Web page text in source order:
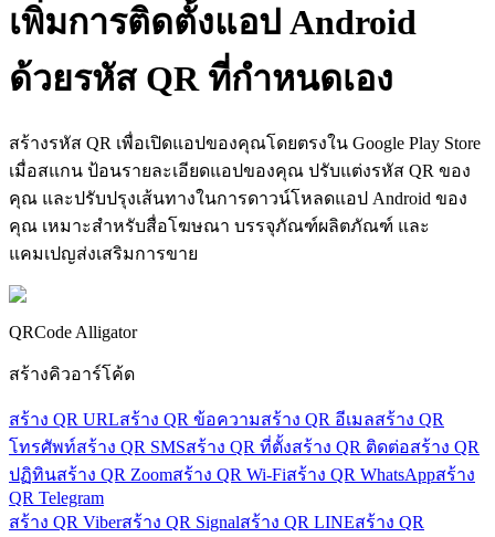
เพิ่มการติดตั้งแอป Android
ด้วยรหัส QR ที่กำหนดเอง
สร้างรหัส QR เพื่อเปิดแอปของคุณโดยตรงใน Google Play Store
เมื่อสแกน ป้อนรายละเอียดแอปของคุณ ปรับแต่งรหัส QR ของ
คุณ และปรับปรุงเส้นทางในการดาวน์โหลดแอป Android ของ
คุณ เหมาะสำหรับสื่อโฆษณา บรรจุภัณฑ์ผลิตภัณฑ์ และ
แคมเปญส่งเสริมการขาย
QRCode Alligator
สร้างคิวอาร์โค้ด
สร้าง QR URLสร้าง QR ข้อความสร้าง QR อีเมลสร้าง QR
โทรศัพท์สร้าง QR SMSสร้าง QR ที่ตั้งสร้าง QR ติดต่อสร้าง QR
ปฏิทินสร้าง QR Zoomสร้าง QR Wi-Fiสร้าง QR WhatsAppสร้าง
QR Telegram
สร้าง QR Viberสร้าง QR Signalสร้าง QR LINEสร้าง QR